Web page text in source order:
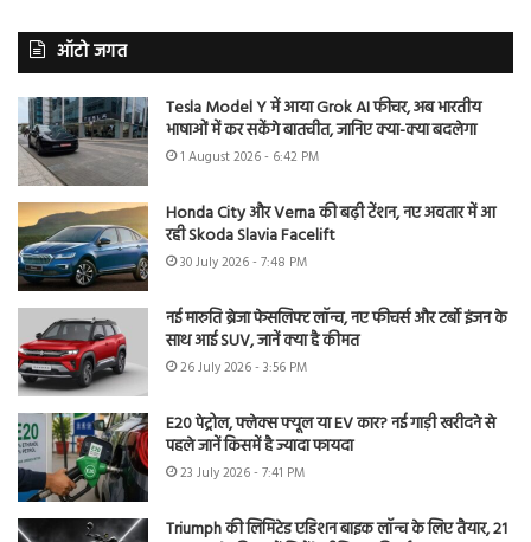
ऑटो जगत
Tesla Model Y में आया Grok AI फीचर, अब भारतीय
भाषाओं में कर सकेंगे बातचीत, जानिए क्या-क्या बदलेगा
1 August 2026 - 6:42 PM
Honda City और Verna की बढ़ी टेंशन, नए अवतार में आ
रही Skoda Slavia Facelift
30 July 2026 - 7:48 PM
नई मारुति ब्रेजा फेसलिफ्ट लॉन्च, नए फीचर्स और टर्बो इंजन के
साथ आई SUV, जानें क्या है कीमत
26 July 2026 - 3:56 PM
E20 पेट्रोल, फ्लेक्स फ्यूल या EV कार? नई गाड़ी खरीदने से
पहले जानें किसमें है ज्यादा फायदा
23 July 2026 - 7:41 PM
Triumph की लिमिटेड एडिशन बाइक लॉन्च के लिए तैयार, 21